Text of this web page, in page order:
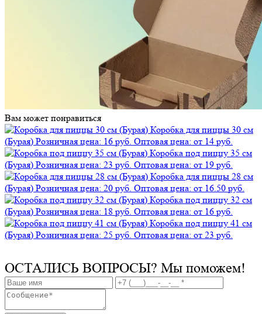
Вам может понравиться
Коробка для пиццы 30 см
(Бурая) Розничная цена: 16 руб. Оптовая цена: от 14 руб.
Коробка под пиццу 35 см
(Бурая) Розничная цена: 23 руб. Оптовая цена: от 19 руб.
Коробка для пиццы 28 см
(Бурая) Розничная цена: 20 руб. Оптовая цена: от 16.50 руб.
Коробка под пиццу 32 см
(Бурая) Розничная цена: 18 руб. Оптовая цена: от 16 руб.
Коробка под пиццу 41 см
(Бурая) Розничная цена: 25 руб. Оптовая цена: от 23 руб.
ОСТАЛИСЬ ВОПРОСЫ? Мы поможем!